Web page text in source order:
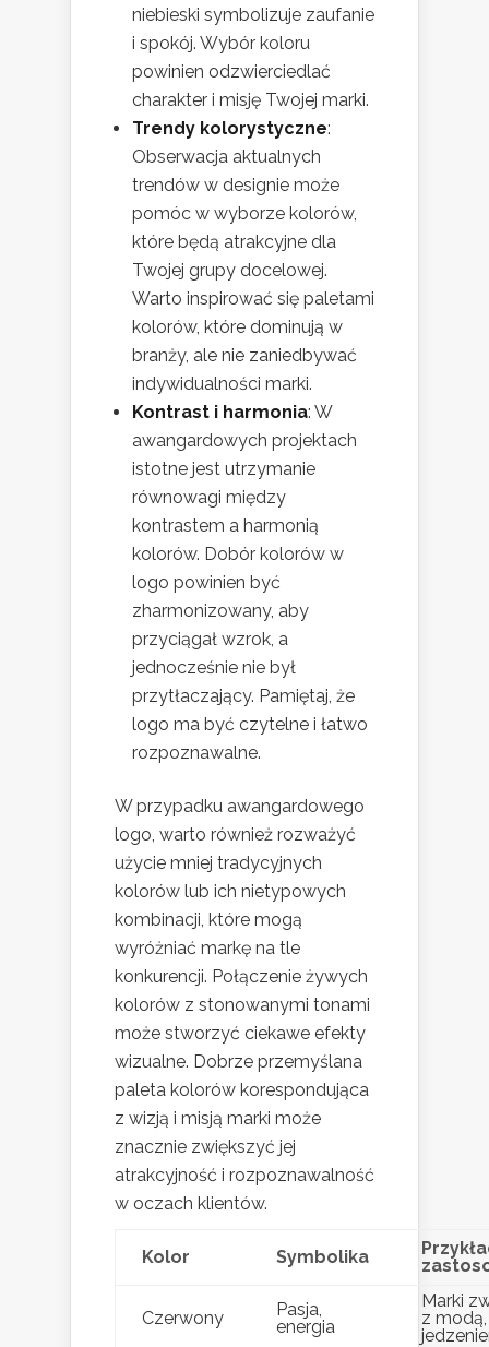
niebieski symbolizuje zaufanie
i spokój. Wybór koloru
powinien odzwierciedlać
charakter i misję Twojej marki.
Trendy kolorystyczne:
Obserwacja aktualnych
trendów w designie może
pomóc w wyborze kolorów,
które będą atrakcyjne dla
Twojej grupy docelowej.
Warto inspirować się paletami
kolorów, które dominują w
branży, ale nie zaniedbywać
indywidualności marki.
Kontrast i harmonia: W
awangardowych projektach
istotne jest utrzymanie
równowagi między
kontrastem a harmonią
kolorów. Dobór kolorów w
logo powinien być
zharmonizowany, aby
przyciągał wzrok, a
jednocześnie nie był
przytłaczający. Pamiętaj, że
logo ma być czytelne i łatwo
rozpoznawalne.
W przypadku awangardowego
logo, warto również rozważyć
użycie mniej tradycyjnych
kolorów lub ich nietypowych
kombinacji, które mogą
wyróżniać markę na tle
konkurencji. Połączenie żywych
kolorów z stonowanymi tonami
może stworzyć ciekawe efekty
wizualne. Dobrze przemyślana
paleta kolorów korespondująca
z wizją i misją marki może
znacznie zwiększyć jej
atrakcyjność i rozpoznawalność
w oczach klientów.
Kolor Symbolika
Czerwony
Pasja,
energia
Marki
z modą,